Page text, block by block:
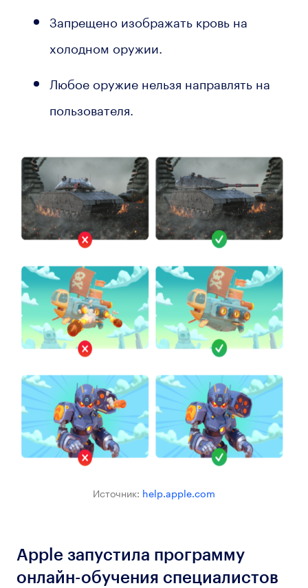
Запрещено изображать кровь на
холодном оружии.
Любое оружие нельзя направлять на
пользователя.
Источник: help.apple.com
Apple запустила программу
онлайн-обучения специалистов